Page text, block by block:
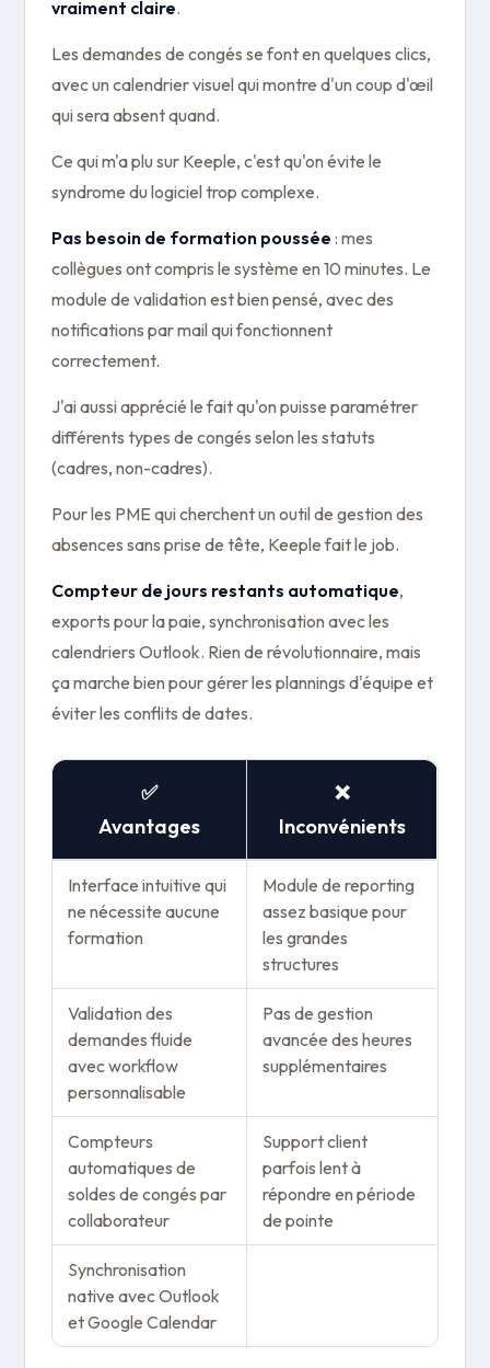
vraiment claire.
Les demandes de congés se font en quelques clics,
avec un calendrier visuel qui montre d'un coup d'œil
qui sera absent quand.
Ce qui m'a plu sur Keeple, c'est qu'on évite le
syndrome du logiciel trop complexe.
Pas besoin de formation poussée : mes
collègues ont compris le système en 10 minutes. Le
module de validation est bien pensé, avec des
notifications par mail qui fonctionnent
correctement.
J'ai aussi apprécié le fait qu'on puisse paramétrer
différents types de congés selon les statuts
(cadres, non-cadres).
Pour les PME qui cherchent un outil de gestion des
absences sans prise de tête, Keeple fait le job.
Compteur de jours restants automatique,
exports pour la paie, synchronisation avec les
calendriers Outlook. Rien de révolutionnaire, mais
ça marche bien pour gérer les plannings d'équipe et
éviter les conflits de dates.
✅
Avantages
❌
Inconvénients
Interface intuitive qui
ne nécessite aucune
formation
Module de reporting
assez basique pour
les grandes
structures
Validation des
demandes fluide
avec workflow
personnalisable
Pas de gestion
avancée des heures
supplémentaires
Compteurs
automatiques de
soldes de congés par
collaborateur
Support client
parfois lent à
répondre en période
de pointe
Synchronisation
native avec Outlook
et Google Calendar